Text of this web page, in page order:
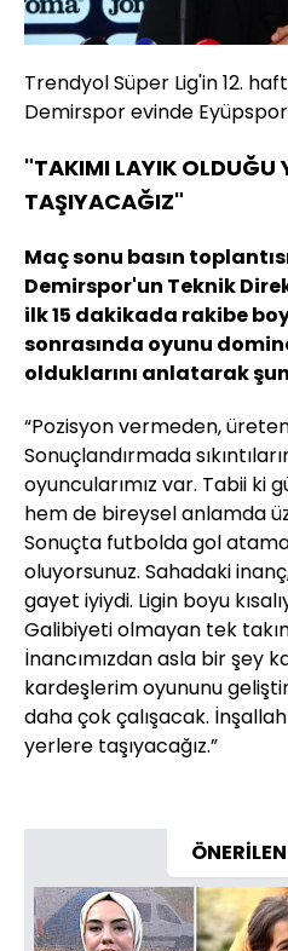
Trendyol Süper Lig'in 12.
Demirspor evinde
"TAKIMI LAYIK OLDUĞU
TAŞIYACAĞIZ"
Maç sonu basın
Demirspor'un Teknik
ilk 15 dakikada rakibe
sonrasında oyunu
olduklarını anlatarak
“Pozisyon vermeden,
Sonuçlandırmada
oyuncularımız var. Tabii ki
hem de bireysel anlamda
Sonuçta futbolda gol
oluyorsunuz. Sahadaki
gayet iyiydi. Ligin boyu
Galibiyeti olmayan tek
İnancımızdan asla bir şey
kardeşlerim oyununu
daha çok çalışacak. İnşallah
yerlere taşıyacağız.”